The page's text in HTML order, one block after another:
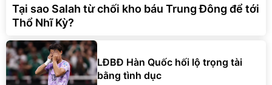
Tại sao Salah từ chối kho báu Trung Đông để tới
Thổ Nhĩ Kỳ?
LĐBĐ Hàn Quốc hối lộ trọng tài
bằng tình dục